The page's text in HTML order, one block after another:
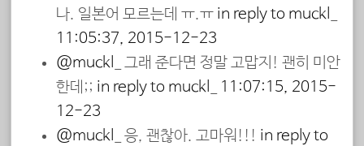
나. 일본어 모르는데 ㅠ.ㅠ in reply to muckl_
11:05:37, 2015-12-23
@muckl_
그래 준다면 정말 고맙지! 괜히 미안
한데;; in reply to muckl_
11:07:15, 2015-
12-23
@muckl_
응, 괜찮아. 고마워!!! in reply to